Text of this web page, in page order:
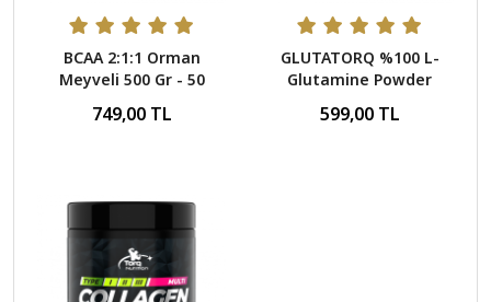
BCAA 2:1:1 Orman
Meyveli 500 Gr - 50
749,00 TL
GLUTATORQ %100 L-
Glutamine Powder
Servis
599,00 TL